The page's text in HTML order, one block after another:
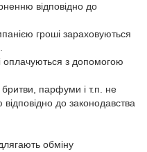
відповідно до
гроші зараховуються
оплачуються з допомогою
бритви, парфуми і т.п. не
до законодавства
обміну